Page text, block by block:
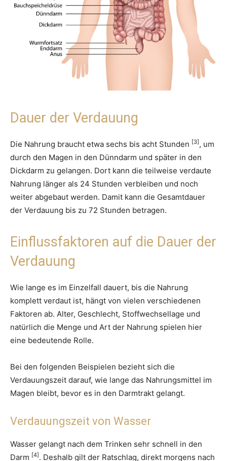
Dauer der Verdauung
Die Nahrung braucht etwa sechs bis acht Stunden [3] , um
durch den Magen in den Dünndarm und später in den
Dickdarm zu gelangen. Dort kann die teilweise verdaute
Nahrung länger als 24 Stunden verbleiben und noch
weiter abgebaut werden. Damit kann die Gesamtdauer
der Verdauung bis zu 72 Stunden betragen.
Einflussfaktoren auf die Dauer der
Verdauung
Wie lange es im Einzelfall dauert, bis die Nahrung
komplett verdaut ist, hängt von vielen verschiedenen
Faktoren ab. Alter, Geschlecht, Stoffwechsellage und
natürlich die Menge und Art der Nahrung spielen hier
eine bedeutende Rolle.
Bei den folgenden Beispielen bezieht sich die
Verdauungszeit darauf, wie lange das Nahrungsmittel im
Magen bleibt, bevor es in den Darmtrakt gelangt.
Verdauungszeit von Wasser
Wasser gelangt nach dem Trinken sehr schnell in den
Darm [4] . Deshalb gilt der Ratschlag, direkt morgens nach